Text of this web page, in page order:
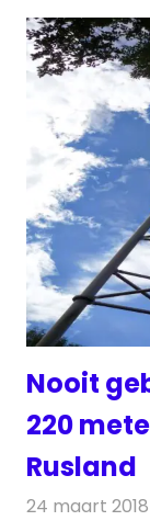
Nooit
220
Rusland
24 maart 2018